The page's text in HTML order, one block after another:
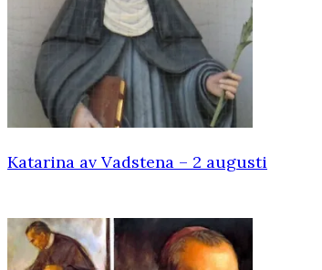
Katarina av Vadstena – 2 augusti